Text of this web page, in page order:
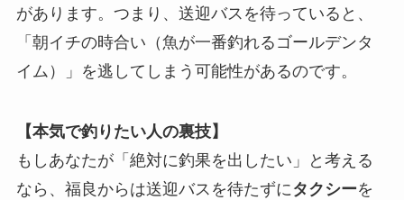
があります。つまり、送迎バスを待っていると、
「朝イチの時合い（魚が一番釣れるゴールデンタ
イム）」を逃してしまう可能性があるのです。
【本気で釣りたい人の裏技】
もしあなたが「絶対に釣果を出したい」と考える
なら、福良からは送迎バスを待たずにタクシーを